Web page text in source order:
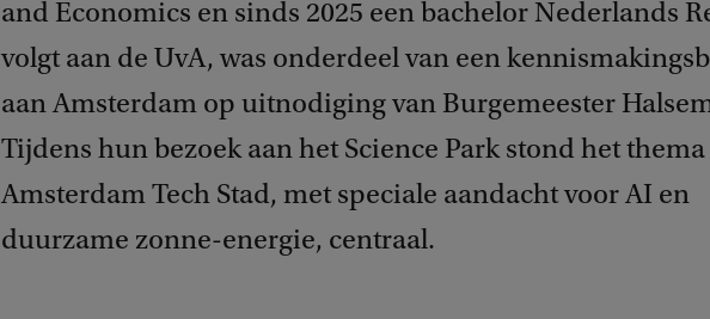
and Economics en sinds 2025 een bachelor Nederlands
volgt aan de UvA, was onderdeel van een
aan Amsterdam op uitnodiging van Burgemeester
Tijdens hun bezoek aan het Science Park stond het thema
Amsterdam Tech Stad, met speciale aandacht voor AI en
duurzame zonne-energie, centraal.